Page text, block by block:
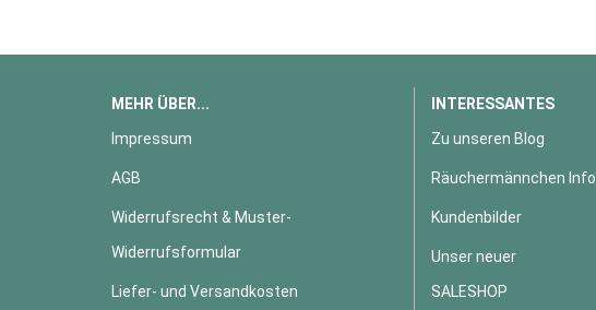
MEHR ÜBER...
Impressum
AGB
Widerrufsrecht & Muster-
Widerrufsformular
Liefer- und Versandkosten
INTERESSANTES
Zu unseren Blog
Räuchermännchen Info
Kundenbilder
Unser neuer
SALESHOP